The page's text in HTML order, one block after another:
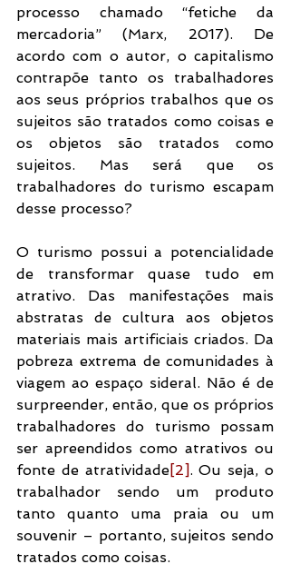
processo chamado “fetiche da
mercadoria” (Marx, 2017). De
acordo com o autor, o capitalismo
contrapõe tanto os trabalhadores
aos seus próprios trabalhos que os
sujeitos são tratados como coisas e
os objetos são tratados como
sujeitos. Mas será que os
trabalhadores do turismo escapam
desse processo?
O turismo possui a potencialidade
de transformar quase tudo em
atrativo. Das manifestações mais
abstratas de cultura aos objetos
materiais mais artificiais criados. Da
pobreza extrema de comunidades à
viagem ao espaço sideral. Não é de
surpreender, então, que os próprios
trabalhadores do turismo possam
ser apreendidos como atrativos ou
fonte de atratividade[2]. Ou seja, o
trabalhador sendo um produto
tanto quanto uma praia ou um
souvenir – portanto, sujeitos sendo
tratados como coisas.